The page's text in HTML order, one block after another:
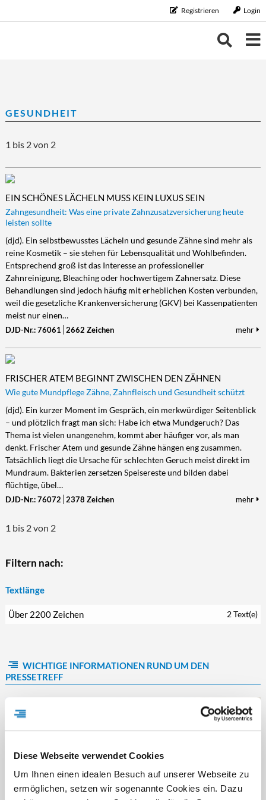
Diese Webseite verwendet Cookies
Um Ihnen einen idealen Besuch auf unserer Webseite zu
ermöglichen, setzen wir sogenannte Cookies ein. Dazu
Registrieren Login
BILDUNG/BERUF
Aus-/Weiterbildung
Karriere
Ernährung
Diät/Gesunde Ernährung
FAMILIE/HAUSHALT
Familie/Haushalt
Kinder
Tiere
GELD
Vorsorge/Versicherung
Wirtschaft/Recht
Gesundheit
Gesundheit/Vitalität
Vorsorge
Zahngesundheit
LEBENSART
Lebensart
Beauty
Freizeit
Kultur/Literatur
Mode
Soziales/Umwelt
Wellness
MOBILES LEBEN
Mobiles Leben
Auto/Motorrad
Fahrrad/E-Bike
Mobilität
REISE/TOURISTIK
Reise/Touristik
Landschaft/Berge
Meer
Städte/Kultur
RUND UMS HAUS
Rund ums Haus
Garten
Haus
TECHNIK
Technik
Hardware/Software
Trends/Mobil
GESUNDHEIT
1 bis 2 von 2
EIN SCHÖNES LÄCHELN MUSS KEIN LUXUS SEIN
Zahngesundheit: Was eine private Zahnzusatzversicherung heute
leisten sollte
(djd). Ein selbstbewusstes Lächeln und gesunde Zähne sind mehr als
reine Kosmetik – sie stehen für Lebensqualität und Wohlbefinden.
Entsprechend groß ist das Interesse an professioneller
Zahnreinigung, Bleaching oder hochwertigem Zahnersatz. Diese
Behandlungen sind jedoch häufig mit erheblichen Kosten verbunden,
weil die gesetzliche Krankenversicherung (GKV) bei Kassenpatienten
meist nur einen…
DJD-Nr.: 76061 2662 Zeichen mehr
FRISCHER ATEM BEGINNT ZWISCHEN DEN ZÄHNEN
Wie gute Mundpflege Zähne, Zahnfleisch und Gesundheit schützt
(djd). Ein kurzer Moment im Gespräch, ein merkwürdiger Seitenblick
– und plötzlich fragt man sich: Habe ich etwa Mundgeruch? Das
Thema ist vielen unangenehm, kommt aber häufiger vor, als man
denkt. Frischer Atem und gesunde Zähne hängen eng zusammen.
Tatsächlich liegt die Ursache für schlechten Geruch meist direkt im
Mundraum. Bakterien zersetzen Speisereste und bilden dabei
flüchtige, übel…
DJD-Nr.: 76072 2378 Zeichen mehr
1 bis 2 von 2
Filtern nach:
Textlänge
Über 2200 Zeichen 2 Text(e)
WICHTIGE INFORMATIONEN RUND UM DEN
PRESSETREFF